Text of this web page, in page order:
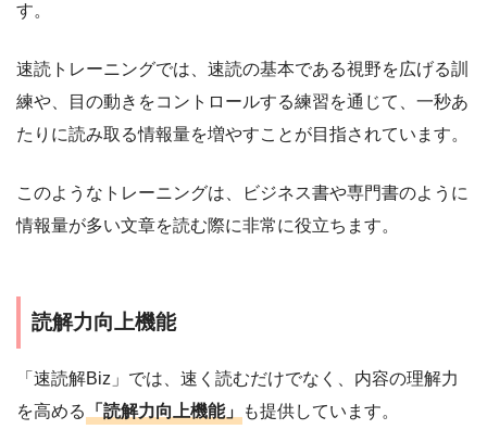
す。
速読トレーニングでは、速読の基本である視野を広げる訓
練や、目の動きをコントロールする練習を通じて、一秒あ
たりに読み取る情報量を増やすことが目指されています。
このようなトレーニングは、ビジネス書や専門書のように
情報量が多い文章を読む際に非常に役立ちます。
読解力向上機能
「速読解Biz」では、速く読むだけでなく、内容の理解力
を高める
「読解力向上機能」 も提供しています。